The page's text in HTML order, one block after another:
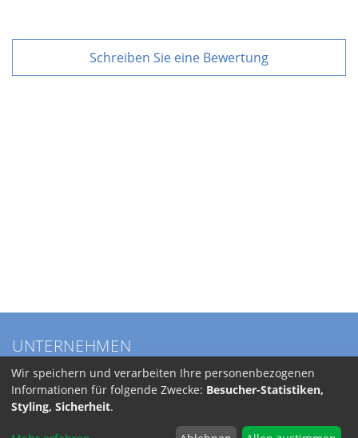
Schreiben Sie eine Bewertung
UNTERNEHMEN
Über BKL
Service
Anfahrt
Jobs
Wir speichern und verarbeiten Ihre personenbezogenen
Informationen für folgende Zwecke: Besucher-Statistiken,
Styling, Sicherheit.